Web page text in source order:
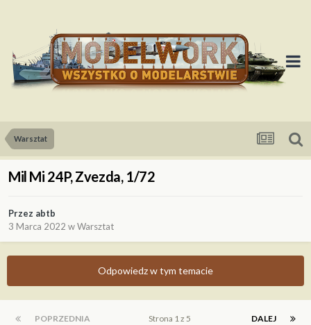
Warsztat
Mil Mi 24P, Zvezda, 1/72
Przez abtb
3 Marca 2022 wWarsztat
Odpowiedz w tym temacie
POPRZEDNIA DALEJ
Strona 1 z 5